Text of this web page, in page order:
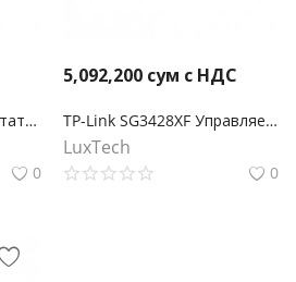
TP-Link SG2210P Коммутатор Smart линейки Omada с 8 портами PoE+ и 2 портами SFP
0
5,092,200 сум с НДС
TP-Link SG3428XF Управляемый коммутатор Smart линейки Omada уровня 2+ с 20 гигабитными портами SFP, 4 портами SFP+ и 4 комбинированными портами SFP/RJ45
LuxTech
0